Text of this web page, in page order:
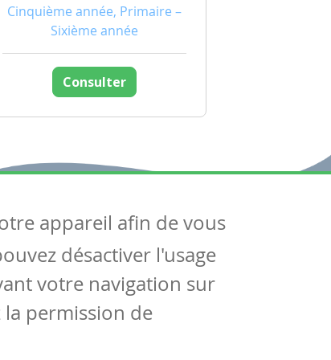
Cinquième année, Primaire –
Sixième année
Consulter
nous
nous
scolaire
appareil afin de vous
désactiver l'usage
votre navigation sur
permission de